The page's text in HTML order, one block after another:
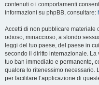
contenuti o i comportamenti
informazioni su phpBB, consultare:
Accetti di non pubblicare materiale
odioso, minaccioso, a sfondo
leggi del tuo paese, del paese in
secondo il diritto internazionale. La
tuo ban immediato e permanente,
qualora lo ritenessimo necessario.
per facilitare l’applicazione di